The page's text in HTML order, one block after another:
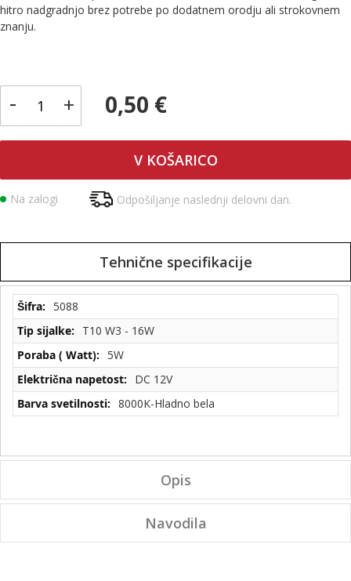
hitro nadgradnjo brez potrebe po dodatnem orodju ali strokovnem
znanju.
- + 0,50 €
V KOŠARICO
Na zalogi Odpošiljanje naslednji delovni dan.
Tehnične specifikacije
Tehnične
specifikacije
5088
T10 W3 - 16W
5W
DC 12V
8000K-Hladno bela
Opis
Navodila